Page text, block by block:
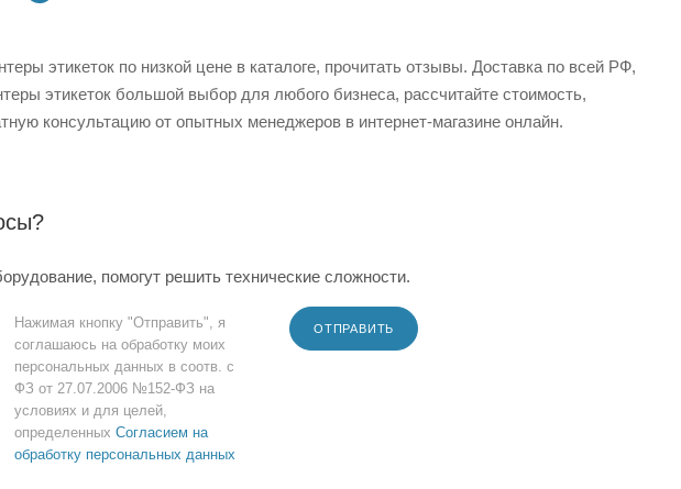
этикеток по низкой цене в каталоге, прочитать отзывы. Доставка по всей РФ,
этикеток большой выбор для любого бизнеса, рассчитайте стоимость,
консультацию от опытных менеджеров в интернет-магазине онлайн.
помогут решить технические сложности.
Нажимая кнопку "Отправить", я
соглашаюсь на обработку моих
персональных данных в соотв. с
ФЗ от 27.07.2006 №152-ФЗ на
условиях и для целей,
определенных Согласием на
обработку персональных данных
ОТПРАВИТЬ